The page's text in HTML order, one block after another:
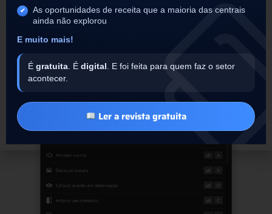
+ Shift + T, Funcionário: Alt + Shift + F, e assim
por diante. Para ver a lista completa de atalhos,
acesse uma ocorrência de controle de acesso e
segure a tecla alt.
As oportunidades de receita que a maioria das centrais
ainda não explorou
E muito mais!
É gratuita. É digital . E foi feita para quem faz o setor
acontecer.
Ler a revista gratuita